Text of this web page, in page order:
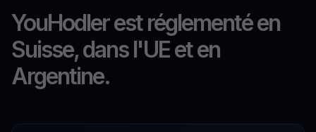
YouHodler est réglementé en
Suisse, dans l'UE et en
Argentine.